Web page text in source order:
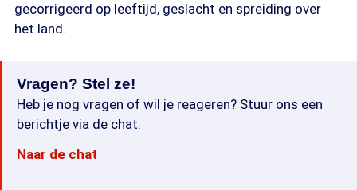
gecorrigeerd op leeftijd, geslacht en spreiding over
het land.
Vragen? Stel ze!
Heb je nog vragen of wil je reageren? Stuur ons een
berichtje via de chat.
Naar de chat